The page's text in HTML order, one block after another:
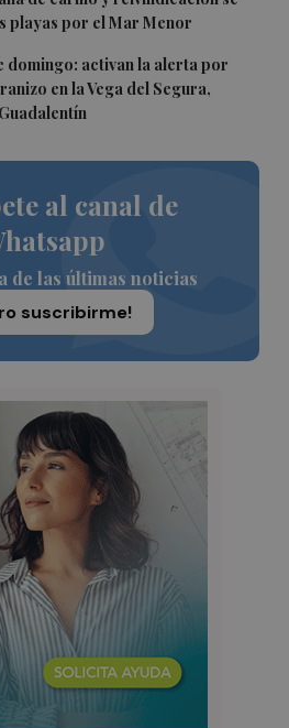
playas por el Mar Menor
domingo: activan la alerta por
en la Vega del Segura,
al canal de
de las últimas noticias
suscribirme!